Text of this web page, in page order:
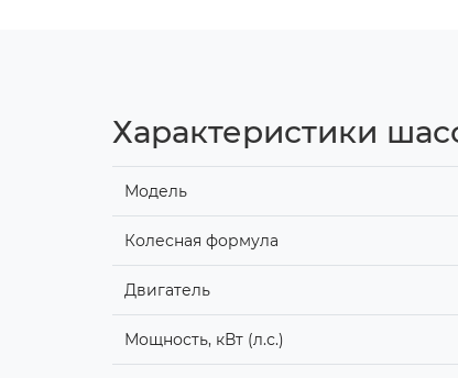
Характеристики
Модель
Колесная формула
Двигатель
Мощность, кВт (л.с.)